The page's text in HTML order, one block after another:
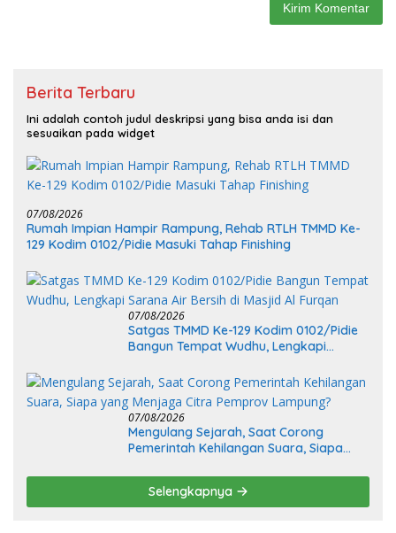
Berita Terbaru
Ini adalah contoh judul deskripsi yang bisa anda isi dan
sesuaikan pada widget
07/08/2026
Rumah Impian Hampir Rampung, Rehab RTLH TMMD Ke-
129 Kodim 0102/Pidie Masuki Tahap Finishing
07/08/2026
Satgas TMMD Ke-129 Kodim 0102/Pidie
Bangun Tempat Wudhu, Lengkapi
07/08/2026
Mengulang Sejarah, Saat Corong
Pemerintah Kehilangan Suara, Siapa
Selengkapnya